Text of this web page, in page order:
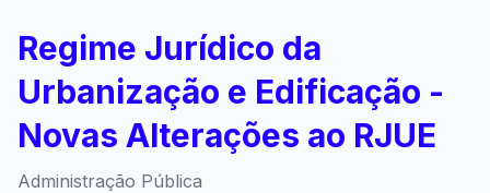
Regime Jurídico da
Urbanização e Edificação -
Novas Alterações ao RJUE
Administração Pública